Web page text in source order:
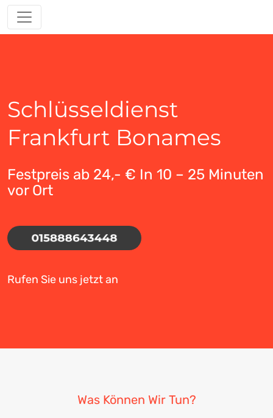
Schlüsseldienst
Frankfurt Bonames
Festpreis ab 24,- € In 10 – 25 Minuten
vor Ort
Rufen Sie uns jetzt an
Was Können Wir Tun?